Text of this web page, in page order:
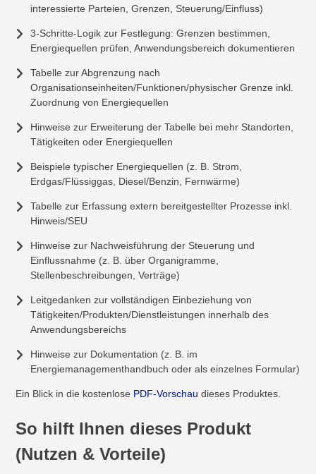
interessierte Parteien, Grenzen, Steuerung/Einfluss)
3-Schritte-Logik zur Festlegung: Grenzen bestimmen,
Energiequellen prüfen, Anwendungsbereich dokumentieren
Tabelle zur Abgrenzung nach
Organisationseinheiten/Funktionen/physischer Grenze inkl.
Zuordnung von Energiequellen
Hinweise zur Erweiterung der Tabelle bei mehr Standorten,
Tätigkeiten oder Energiequellen
Beispiele typischer Energiequellen (z. B. Strom,
Erdgas/Flüssiggas, Diesel/Benzin, Fernwärme)
Tabelle zur Erfassung extern bereitgestellter Prozesse inkl.
Hinweis/SEU
Hinweise zur Nachweisführung der Steuerung und
Einflussnahme (z. B. über Organigramme,
Stellenbeschreibungen, Verträge)
Leitgedanken zur vollständigen Einbeziehung von
Tätigkeiten/Produkten/Dienstleistungen innerhalb des
Anwendungsbereichs
Hinweise zur Dokumentation (z. B. im
Energiemanagementhandbuch oder als einzelnes Formular)
Ein Blick in die kostenlose PDF-Vorschau dieses Produktes.
So hilft Ihnen dieses Produkt
(Nutzen & Vorteile)